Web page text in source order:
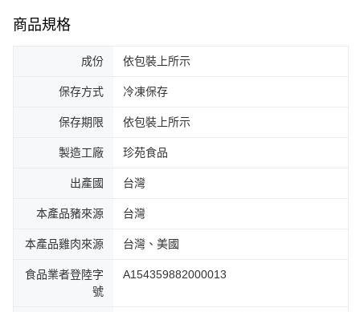
商品規格
成份 依包裝上所示
保存方式 冷凍保存
保存期限 依包裝上所示
製造工廠 珍苑食品
出產國 台灣
本產品豬來源 台灣
本產品雞肉來源 台灣、美國
食品業者登陸字
號
A154359882000013